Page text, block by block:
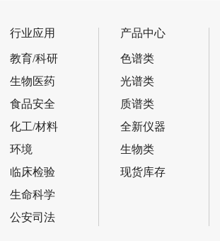
行业应用
教育/科研
生物医药
食品安全
化工/材料
环境
临床检验
生命科学
公安司法
产品中心
色谱类
光谱类
质谱类
全新仪器
生物类
现货库存